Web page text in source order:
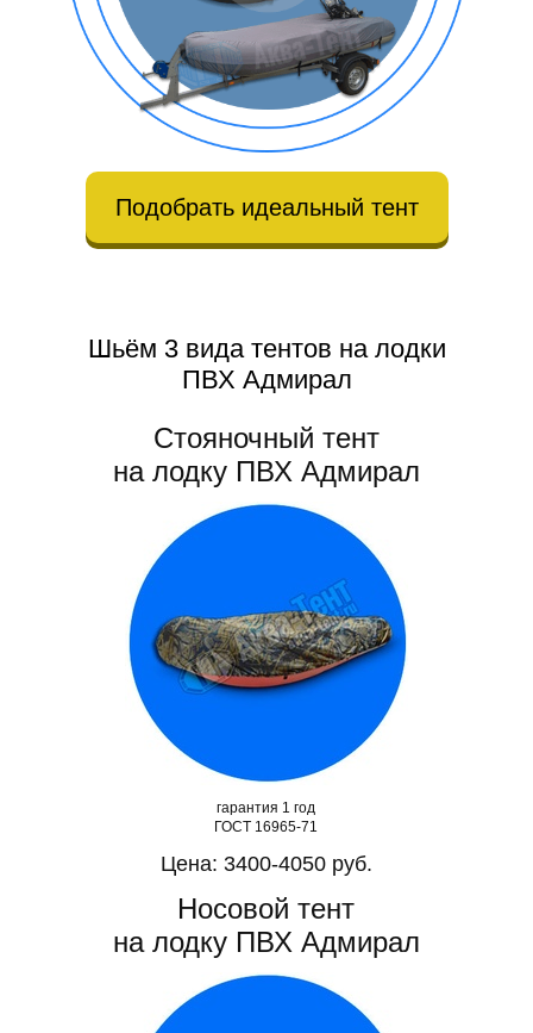
Подобрать идеальный тент
Шьём 3 вида тентов на лодки
ПВХ Адмирал
Стояночный тент
на лодку ПВХ Адмирал
гарантия 1 год
ГОСТ 16965-71
Цена: 3400-4050 руб.
Носовой тент
на лодку ПВХ Адмирал